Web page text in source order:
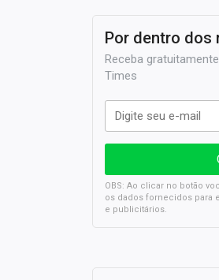
Por dentro dos
Receba
Times
OBS: Ao clicar no botão
os dados fornecidos para
e publicitários.